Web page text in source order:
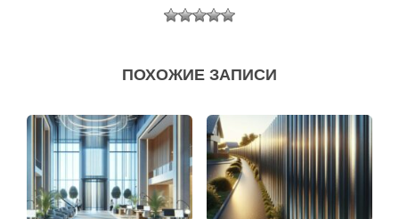
ПОХОЖИЕ ЗАПИСИ